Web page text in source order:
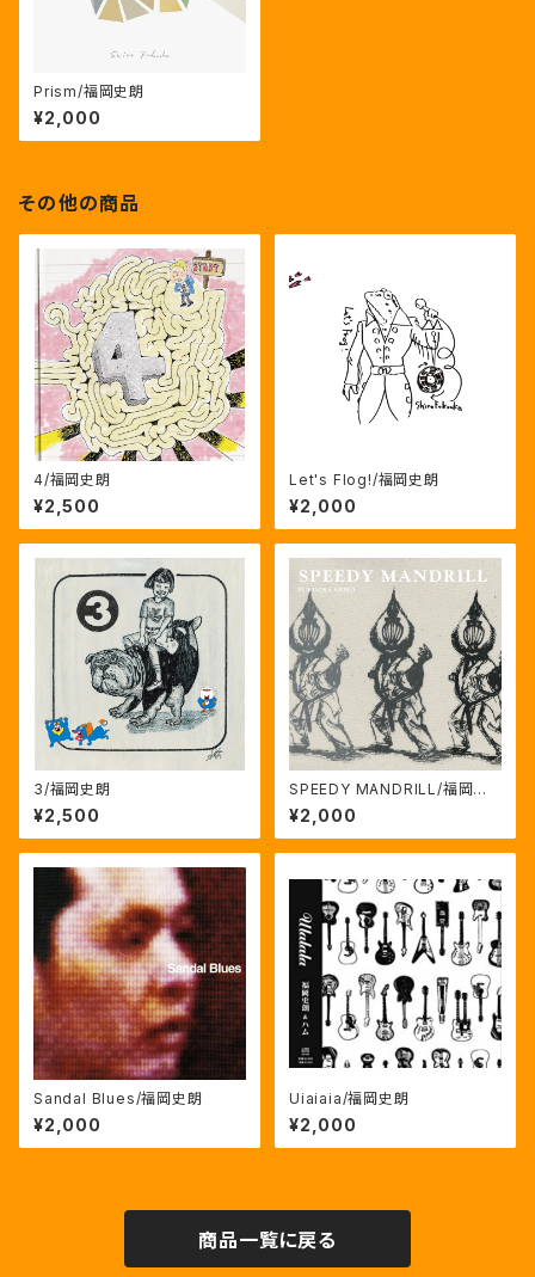
Prism/福岡史朗
¥2,000
その他の商品
4/福岡史朗
¥2,500
Let's Flog!/福岡史朗
¥2,000
3/福岡史朗
¥2,500
SPEEDY MANDRILL/福岡史
朗
¥2,000
Sandal Blues/福岡史朗
¥2,000
Uiaiaia/福岡史朗
¥2,000
商品一覧に戻る